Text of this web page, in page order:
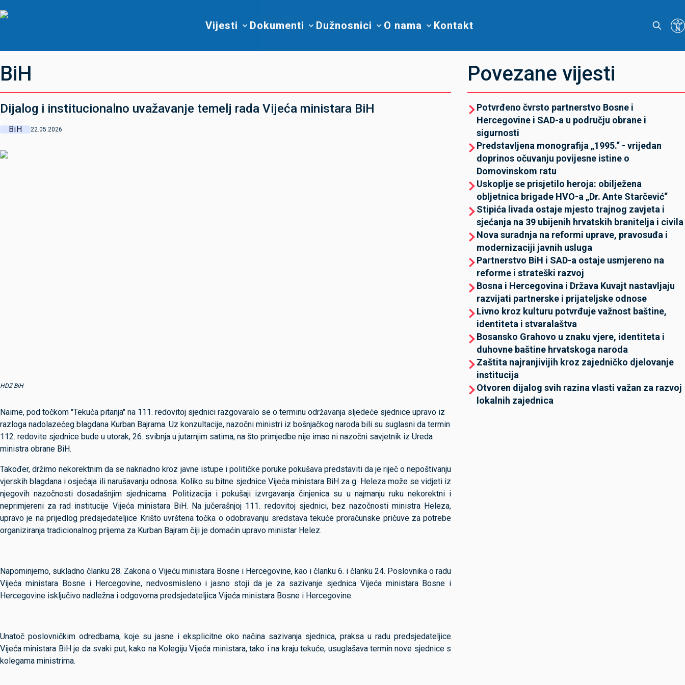
Vijesti Dokumenti Dužnosnici O nama Kontakt
BiH
Dijalog i institucionalno uvažavanje temelj rada Vijeća ministara BiH
BiH 22.05.2026
HDZ BiH
Naime, pod točkom "Tekuća pitanja" na 111. redovitoj sjednici razgovaralo se o terminu održavanja sljedeće sjednice upravo iz
razloga nadolazećeg blagdana Kurban Bajrama. Uz konzultacije, nazočni ministri iz bošnjačkog naroda bili su suglasni da termin
112. redovite sjednice bude u utorak, 26. svibnja u jutarnjim satima, na što primjedbe nije imao ni nazočni savjetnik iz Ureda
ministra obrane BiH.
Također, držimo nekorektnim da se naknadno kroz javne istupe i političke poruke pokušava predstaviti da je riječ o nepoštivanju
vjerskih blagdana i osjećaja ili narušavanju odnosa. Koliko su bitne sjednice Vijeća ministara BiH za g. Heleza može se vidjeti iz
njegovih nazočnosti dosadašnjim sjednicama. Politizacija i pokušaji izvrgavanja činjenica su u najmanju ruku nekorektni i
neprimjereni za rad institucije Vijeća ministara BiH. Na jučerašnjoj 111. redovitoj sjednici, bez nazočnosti ministra Heleza,
upravo je na prijedlog predsjedateljice Krišto uvrštena točka o odobravanju sredstava tekuće proračunske pričuve za potrebe
organiziranja tradicionalnog prijema za Kurban Bajram čiji je domaćin upravo ministar Helez.
Napominjemo, sukladno članku 28. Zakona o Vijeću ministara Bosne i Hercegovine, kao i članku 6. i članku 24. Poslovnika o radu
Vijeća ministara Bosne i Hercegovine, nedvosmisleno i jasno stoji da je za sazivanje sjednica Vijeća ministara Bosne i
Hercegovine isključivo nadležna i odgovorna predsjedateljica Vijeća ministara Bosne i Hercegovine.
Unatoč poslovničkim odredbama, koje su jasne i eksplicitne oko načina sazivanja sjednica, praksa u radu predsjedateljice
Vijeća ministara BiH je da svaki put, kako na Kolegiju Vijeća ministara, tako i na kraju tekuće, usuglašava termin nove sjednice s
kolegama ministrima.
Povezane vijesti
Potvrđeno čvrsto partnerstvo Bosne i
Hercegovine i SAD-a u području obrane i
sigurnosti
Predstavljena monografija „1995.“ - vrijedan
doprinos očuvanju povijesne istine o
Domovinskom ratu
Uskoplje se prisjetilo heroja: obilježena
obljetnica brigade HVO-a „Dr. Ante Starčević“
Stipića livada ostaje mjesto trajnog zavjeta i
sjećanja na 39 ubijenih hrvatskih branitelja i civila
Nova suradnja na reformi uprave, pravosuđa i
modernizaciji javnih usluga
Partnerstvo BiH i SAD-a ostaje usmjereno na
reforme i strateški razvoj
Bosna i Hercegovina i Država Kuvajt nastavljaju
razvijati partnerske i prijateljske odnose
Livno kroz kulturu potvrđuje važnost baštine,
identiteta i stvaralaštva
Bosansko Grahovo u znaku vjere, identiteta i
duhovne baštine hrvatskoga naroda
Zaštita najranjivijih kroz zajedničko djelovanje
institucija
Otvoren dijalog svih razina vlasti važan za razvoj
lokalnih zajednica